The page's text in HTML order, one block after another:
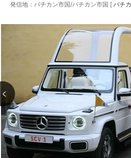
発信地：バチカン市国/バチカン市国 [ バチ